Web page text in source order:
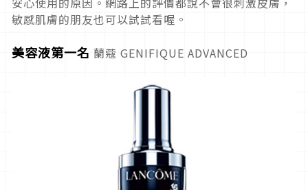
敏感肌膚的朋友也可以試試看喔。
美容液第一名 蘭蔻 GENIFIQUE ADVANCED